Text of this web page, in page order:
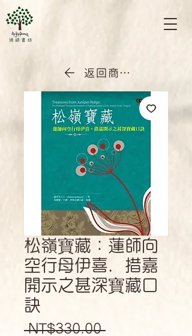
返回商店首頁
松嶺寶藏：蓮師向
空行母伊喜．措嘉
開示之甚深寶藏口
訣
NT$330.00 Regular